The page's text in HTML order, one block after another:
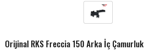
Orijinal RKS Freccia 150 Arka İç Çamurluk